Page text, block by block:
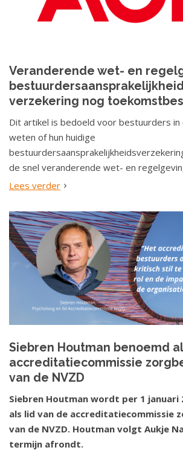
Veranderende wet- en
verzekering nog
Dit artikel is bedoeld voor bestuurders in
weten of hun huidige
de snel veranderende wet- en
Lees verder
Siebren Houtman benoemd
accreditatiecommissie
van de NVZD
Siebren Houtman wordt per 1 januari
als lid van de accreditatiecommissie
van de NVZD. Houtman volgt Aukje
termijn afrondt.